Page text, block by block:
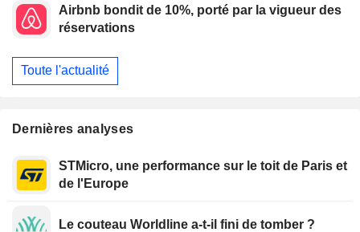
Airbnb bondit de 10%, porté par la vigueur des
réservations
Toute l'actualité
Dernières analyses
STMicro, une performance sur le toit de Paris et
de l'Europe
Le couteau Worldline a-t-il fini de tomber ?